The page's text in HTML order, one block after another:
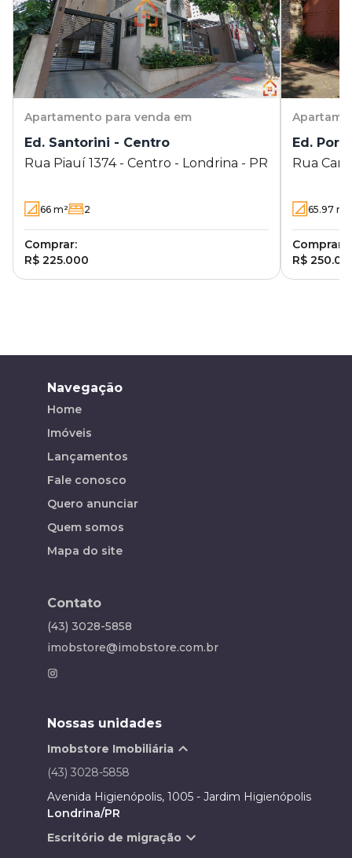
Apartamento para venda em
Ed. Santorini - Centro
Rua Piauí 1374 - Centro - Londrina - PR
66 m² 2
Comprar:
R$ 225.000
Ed.
Rua
65.97 m²
Comprar:
R$
Navegação
Home
Imóveis
Lançamentos
Fale conosco
Quero anunciar
Quem somos
Mapa do site
Contato
(43) 3028-5858
imobstore@imobstore.com.br
Nossas unidades
Imobstore Imobiliária
(43) 3028-5858
Avenida Higienópolis, 1005 - Jardim Higienópolis
Londrina/PR
Escritório de migração